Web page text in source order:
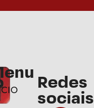
Redes
sociais